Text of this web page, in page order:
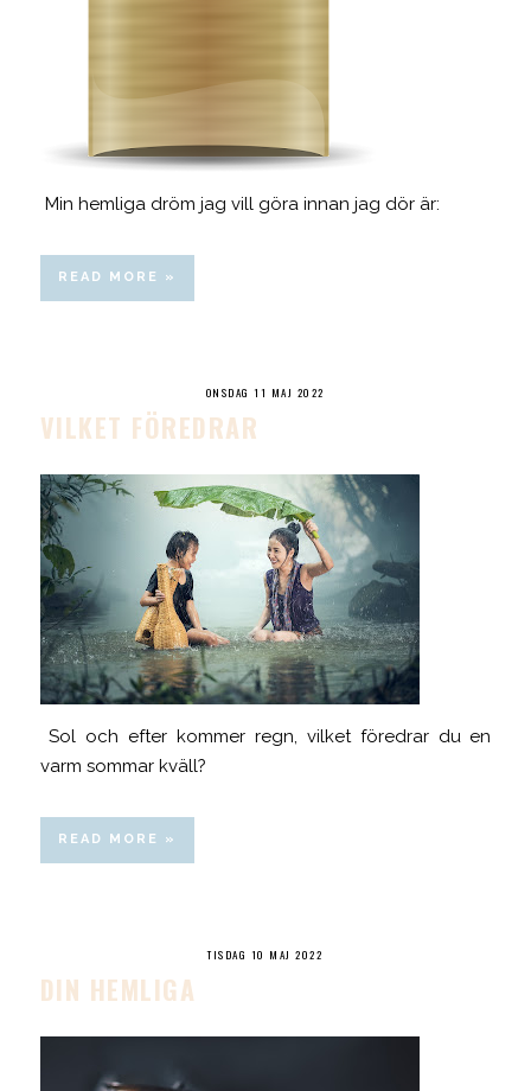
Min hemliga dröm jag vill göra innan jag dör är:
READ MORE »
ONSDAG 11 MAJ 2022
VILKET FÖREDRAR
Sol och efter kommer regn, vilket föredrar du en
varm sommar kväll?
READ MORE »
TISDAG 10 MAJ 2022
DIN HEMLIGA